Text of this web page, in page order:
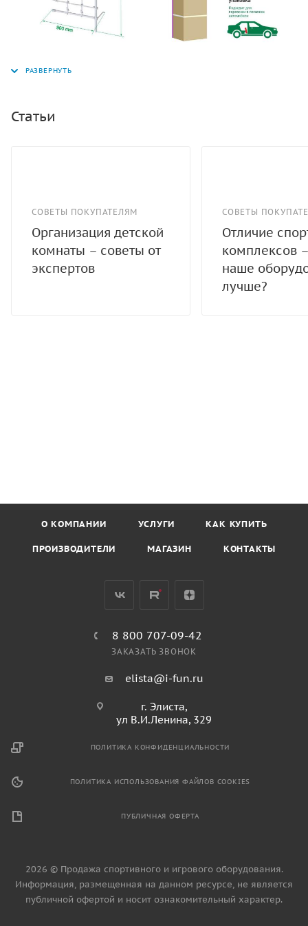
Статьи
СОВЕТЫ ПОКУПАТЕЛЯМ
Организация детской
комнаты – советы от
экспертов
СОВЕТЫ
Отличие
комплексов
наше
лучше?
О КОМПАНИИ УСЛУГИ КАК КУПИТЬ
ПРОИЗВОДИТЕЛИ МАГАЗИН КОНТАКТЫ
8 800 707-09-42
ЗАКАЗАТЬ ЗВОНОК
elista@i-fun.ru
г. Элиста,
ул В.И.Ленина, 329
ПОЛИТИКА КОНФИДЕНЦИАЛЬНОСТИ
ПОЛИТИКА ИСПОЛЬЗОВАНИЯ ФАЙЛОВ COOKIES
ПУБЛИЧНАЯ ОФЕРТА
2026 © Продажа спортивного и игрового оборудования.
Информация, размещенная на данном ресурсе, не является
публичной офертой и носит ознакомительный характер.